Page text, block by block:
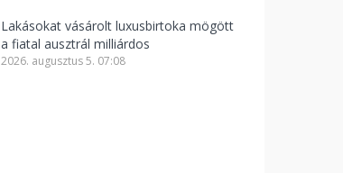
Lakásokat vásárolt luxusbirtoka mögött
a fiatal ausztrál milliárdos
2026. augusztus 5. 07:08